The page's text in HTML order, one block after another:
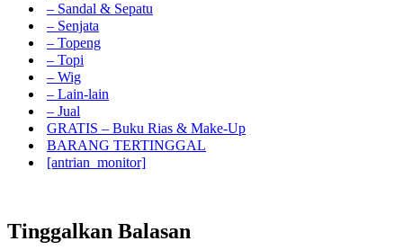
– Sandal & Sepatu
– Senjata
– Topeng
– Topi
– Wig
– Lain-lain
– Jual
GRATIS – Buku Rias & Make-Up
BARANG TERTINGGAL
[antrian_monitor]
Tinggalkan Balasan